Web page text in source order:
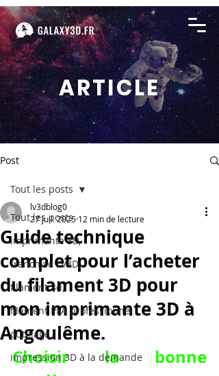
ARTICLE
Post
Tout les posts
imprimante 3D,
franchise LV3D,
filament 3d,
filament PLA professionnel
outillage
impression 3D à la demande
Tout les posts
Guide technique
complet pour l’acheter
du filament 3D pour
mon imprimante 3D à
Angoulême.
lv3dblog0
27 juil. 2025 12 min de lecture
Choisir la bonne